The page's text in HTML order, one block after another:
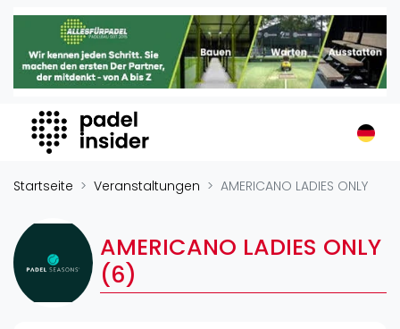
Padel Insider
Home
Organisationen
Buchungssysteme
Padel-Shops
Padelplatzbauer
Verschiedenes
Veranstaltungen
Startseite Veranstaltungen AMERICANO LADIES ONLY
AMERICANO LADIES ONLY
(6)